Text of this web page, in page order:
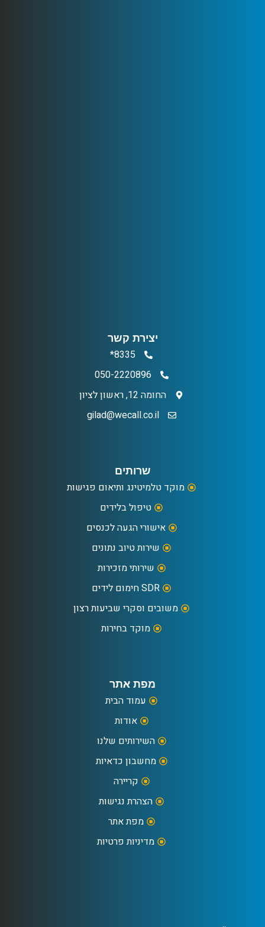
מפת אתר
עמוד הבית
אודות
השירותים שלנו
מחשבון כדאיות
קריירה
הצהרת נגישות
מפת אתר
מדיניות פרטיות
שרותים
מוקד טלמיטינג ותיאום פגישות
טיפול בלידים
אישורי הגעה לכנסים
שירות טיוב נתונים
שירותי מזכירות
SDR חימום לידים
משובים וסקרי שביעות רצון
מוקד בחירות
יצירת קשר
8335*
050-2220896
החומה 12, ראשון לציון
gilad@wecall.co.il